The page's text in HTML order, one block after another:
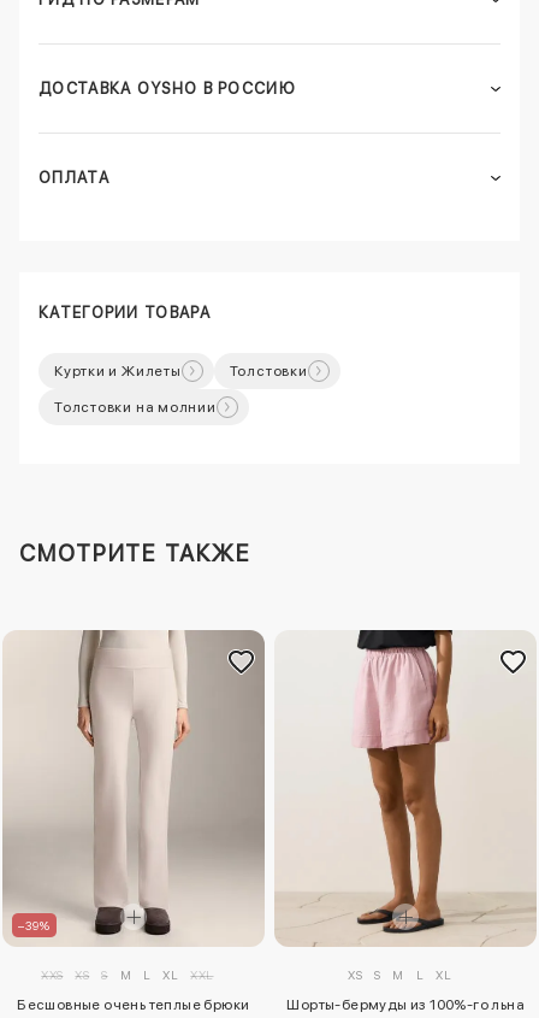
ДОСТАВКА OYSHO В РОССИЮ
ОПЛАТА
КАТЕГОРИИ ТОВАРА
Куртки и Жилеты Толстовки
Толстовки на молнии
СМОТРИТЕ ТАКЖЕ
–39%
XXS XS S M L XL XXL
Бесшовные очень теплые брюки
XS S M L XL
Шорты-бермуды из 100%-го льна